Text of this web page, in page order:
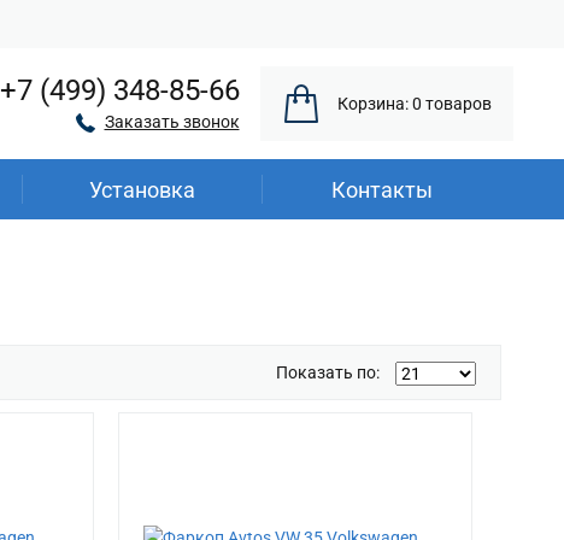
+7 (499) 348-85-66
Заказать звонок
Корзина: 0 товаров
Установка Контакты
Показать по: